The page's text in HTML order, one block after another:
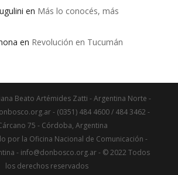
en Más lo conocés, más
en Revolución en Tucumán
Beato Artémides Zatti - Argentina Norte -
- (0351) 484 4600 / 484 3462 -
75 - Córdoba, Argentina
por la Oficina Nacional de Comunicación -
- info@donbosco.org.ar - © 2022 Todos
los derechos reservados